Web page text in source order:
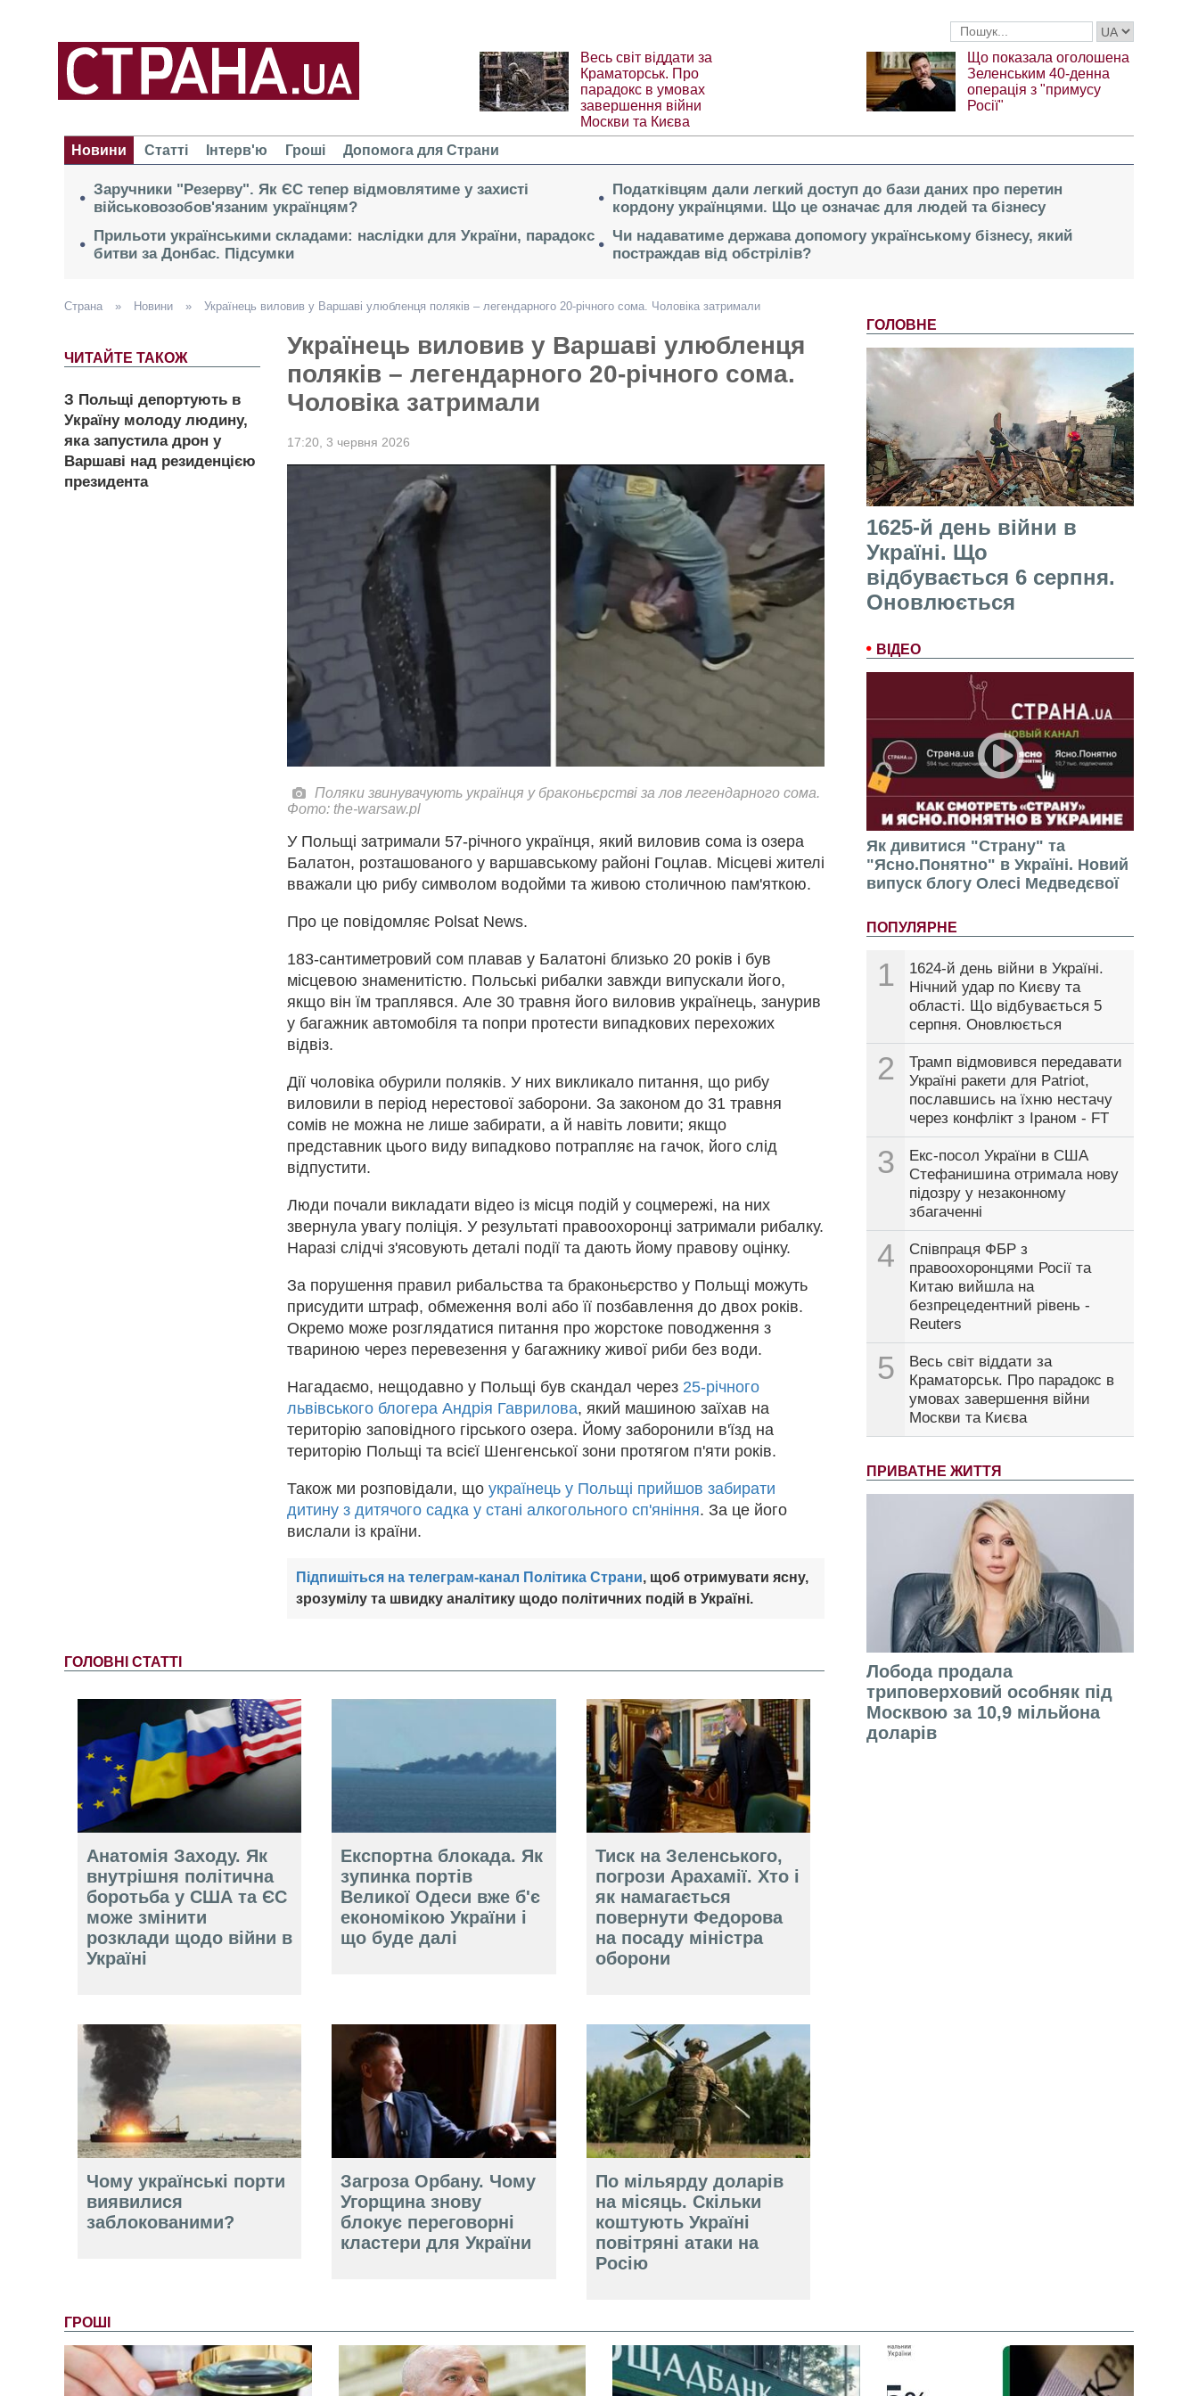
Весь світ віддати за
Краматорськ. Про
парадокс в умовах
завершення війни
Москви та Києва
Що показала оголошена
Зеленським 40-денна
операція з "примусу
Росії"
Новини Статті Інтерв'ю Гроші Допомога для Страни
Заручники "Резерву". Як ЄС тепер відмовлятиме у захисті
військовозобов'язаним українцям?
Прильоти українськими складами: наслідки для України, парадокс
битви за Донбас. Підсумки
Податківцям дали легкий доступ до бази даних про перетин
кордону українцями. Що це означає для людей та бізнесу
Чи надаватиме держава допомогу українському бізнесу, який
постраждав від обстрілів?
ГОЛОВНЕ
1625-й день війни в
Україні. Що
відбувається 6 серпня.
Оновлюється
ВІДЕО
Як дивитися "Страну" та
"Ясно.Понятно" в Україні. Новий
випуск блогу Олесі Медведєвої
ПОПУЛЯРНЕ
1
1624-й день війни в Україні.
Нічний удар по Києву та
області. Що відбувається 5
серпня. Оновлюється
2
Трамп відмовився передавати
Україні ракети для Patriot,
пославшись на їхню нестачу
через конфлікт з Іраном - FT
3
Екс-посол України в США
Стефанишина отримала нову
підозру у незаконному
збагаченні
4
Співпраця ФБР з
правоохоронцями Росії та
Китаю вийшла на
безпрецедентний рівень -
Reuters
5
Весь світ віддати за
Краматорськ. Про парадокс в
умовах завершення війни
Москви та Києва
ПРИВАТНЕ ЖИТТЯ
Лобода продала
триповерховий особняк під
Москвою за 10,9 мільйона
доларів
Страна » Новини » Українець виловив у Варшаві улюбленця поляків – легендарного 20-річного сома. Чоловіка затримали
ЧИТАЙТЕ ТАКОЖ
З Польщі депортують в
Україну молоду людину,
яка запустила дрон у
Варшаві над резиденцією
президента
Українець виловив у Варшаві улюбленця
поляків – легендарного 20-річного сома.
Чоловіка затримали
17:20, 3 червня 2026
Поляки звинувачують українця у браконьєрстві за лов легендарного сома.
Фото: the-warsaw.pl
У Польщі затримали 57-річного українця, який виловив сома із озера
Балатон, розташованого у варшавському районі Гоцлав. Місцеві жителі
вважали цю рибу символом водойми та живою столичною пам'яткою.
Про це повідомляє Polsat News.
183-сантиметровий сом плавав у Балатоні близько 20 років і був
місцевою знаменитістю. Польські рибалки завжди випускали його,
якщо він їм траплявся. Але 30 травня його виловив українець, занурив
у багажник автомобіля та попри протести випадкових перехожих
відвіз.
Дії чоловіка обурили поляків. У них викликало питання, що рибу
виловили в період нерестової заборони. За законом до 31 травня
сомів не можна не лише забирати, а й навіть ловити; якщо
представник цього виду випадково потрапляє на гачок, його слід
відпустити.
Люди почали викладати відео із місця подій у соцмережі, на них
звернула увагу поліція. У результаті правоохоронці затримали рибалку.
Наразі слідчі з'ясовують деталі події та дають йому правову оцінку.
За порушення правил рибальства та браконьєрство у Польщі можуть
присудити штраф, обмеження волі або її позбавлення до двох років.
Окремо може розглядатися питання про жорстоке поводження з
твариною через перевезення у багажнику живої риби без води.
Нагадаємо, нещодавно у Польщі був скандал через 25-річного
львівського блогера Андрія Гаврилова, який машиною заїхав на
територію заповідного гірського озера. Йому заборонили в'їзд на
територію Польщі та всієї Шенгенської зони протягом п'яти років.
Також ми розповідали, що українець у Польщі прийшов забирати
дитину з дитячого садка у стані алкогольного сп'яніння. За це його
вислали із країни.
Підпишіться на телеграм-канал Політика Страни, щоб отримувати ясну,
зрозумілу та швидку аналітику щодо політичних подій в Україні.
ГОЛОВНІ СТАТТІ
Анатомія Заходу. Як
внутрішня політична
боротьба у США та ЄС
може змінити
розклади щодо війни в
Україні
Експортна блокада. Як
зупинка портів
Великої Одеси вже б'є
економікою України і
що буде далі
Тиск на Зеленського,
погрози Арахамії. Хто і
як намагається
повернути Федорова
на посаду міністра
оборони
Чому українські порти
виявилися
заблокованими?
Загроза Орбану. Чому
Угорщина знову
блокує переговорні
кластери для України
По мільярду доларів
на місяць. Скільки
коштують Україні
повітряні атаки на
Росію
ГРОШІ